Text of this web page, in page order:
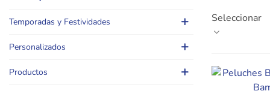
Temporadas y Festividades
Personalizados
Productos
cuentos y
bam-
Seleccionar